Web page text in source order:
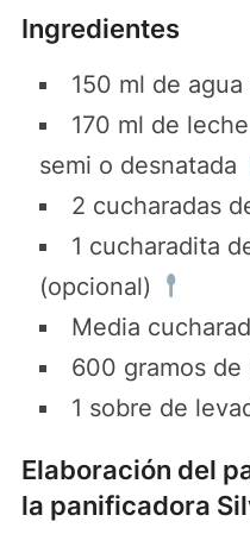
Ingredientes
150 ml de
170 ml de
semi o desnatada
2 cucharadas
1 cucharadita
(opcional)
Media
600 gramos de
1 sobre de
Elaboración del
la panificadora